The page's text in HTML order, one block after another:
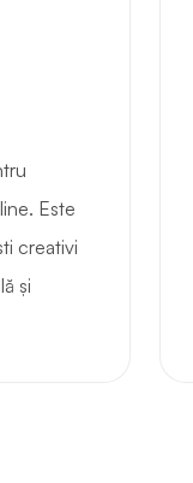
Este
creativi
și